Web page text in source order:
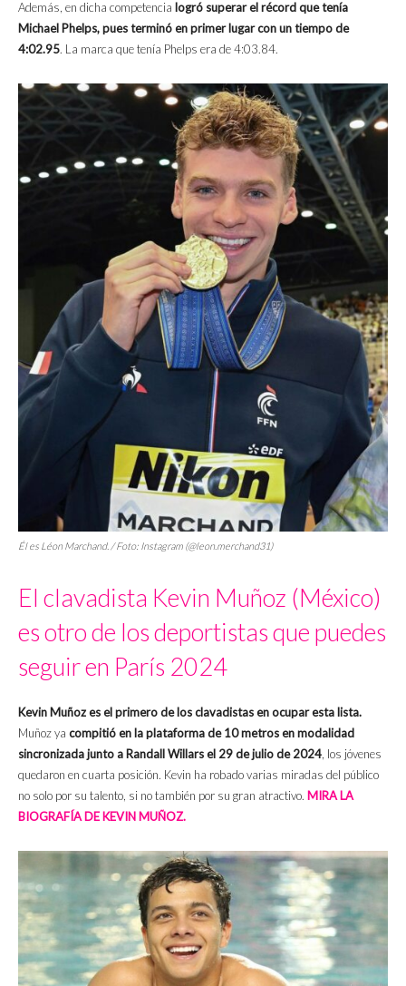
Además, en dicha competencia logró superar el récord que tenía
Michael Phelps, pues terminó en primer lugar con un tiempo de
4:02.95. La marca que tenía Phelps era de 4:03.84.
Él es Léon Marchand. / Foto: Instagram (@leon.merchand31)
El clavadista Kevin Muñoz (México)
es otro de los deportistas que puedes
seguir en París 2024
Kevin Muñoz es el primero de los clavadistas en ocupar esta lista.
Muñoz ya compitió en la plataforma de 10 metros en modalidad
sincronizada junto a Randall Willars el 29 de julio de 2024 , los jóvenes
quedaron en cuarta posición. Kevin ha robado varias miradas del público
no solo por su talento, si no también por su gran atractivo. MIRA LA
BIOGRAFÍA DE KEVIN MUÑOZ.